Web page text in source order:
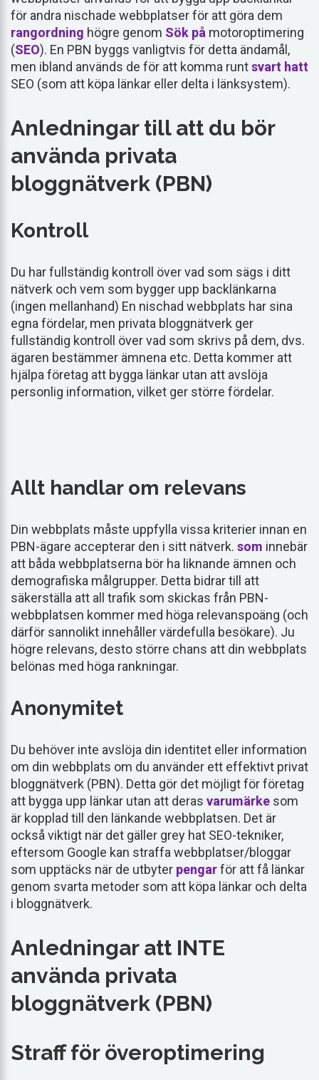
för andra nischade webbplatser för att göra dem
rangordning högre genom Sök på motoroptimering
(SEO). En PBN byggs vanligtvis för detta ändamål,
men ibland används de för att komma runtsvart hatt
SEO (som att köpa länkar eller delta i länksystem).
Anledningar till att du bör
använda privata
bloggnätverk (PBN)
Kontroll
Du har fullständig kontroll över vad som sägs i ditt
nätverk och vem som bygger upp backlänkarna
(ingen mellanhand) En nischad webbplats har sina
egna fördelar, men privata bloggnätverk ger
fullständig kontroll över vad som skrivs på dem, dvs.
ägaren bestämmer ämnena etc. Detta kommer att
hjälpa företag att bygga länkar utan att avslöja
personlig information, vilket ger större fördelar.
Allt handlar om relevans
Din webbplats måste uppfylla vissa kriterier innan en
PBN-ägare accepterar den i sitt nätverk. som innebär
att båda webbplatserna bör ha liknande ämnen och
demografiska målgrupper. Detta bidrar till att
säkerställa att all trafik som skickas från PBN-
webbplatsen kommer med höga relevanspoäng (och
därför sannolikt innehåller värdefulla besökare). Ju
högre relevans, desto större chans att din webbplats
belönas med höga rankningar.
Anonymitet
Du behöver inte avslöja din identitet eller information
om din webbplats om du använder ett effektivt privat
bloggnätverk (PBN). Detta gör det möjligt för företag
att bygga upp länkar utan att deras varumärke som
är kopplad till den länkande webbplatsen. Det är
också viktigt när det gäller grey hat SEO-tekniker,
eftersom Google kan straffa webbplatser/bloggar
som upptäcks när de utbyter pengarför att få länkar
genom svarta metoder som att köpa länkar och delta
i bloggnätverk.
Anledningar att INTE
använda privata
bloggnätverk (PBN)
Straff för överoptimering